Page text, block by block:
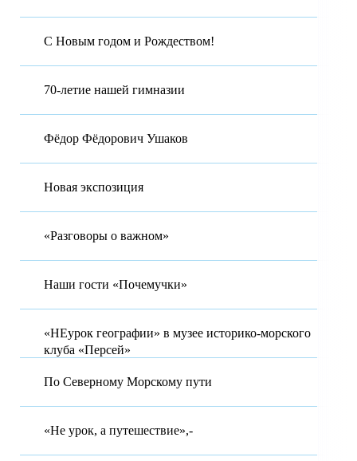
С Новым годом и Рождеством!
70-летие нашей гимназии
Фёдор Фёдорович Ушаков
Новая экспозиция
«Разговоры о важном»
Наши гости «Почемучки»
«НЕурок географии» в музее историко-морского
клуба «Персей»
По Северному Морскому пути
«Не урок, а путешествие»,-